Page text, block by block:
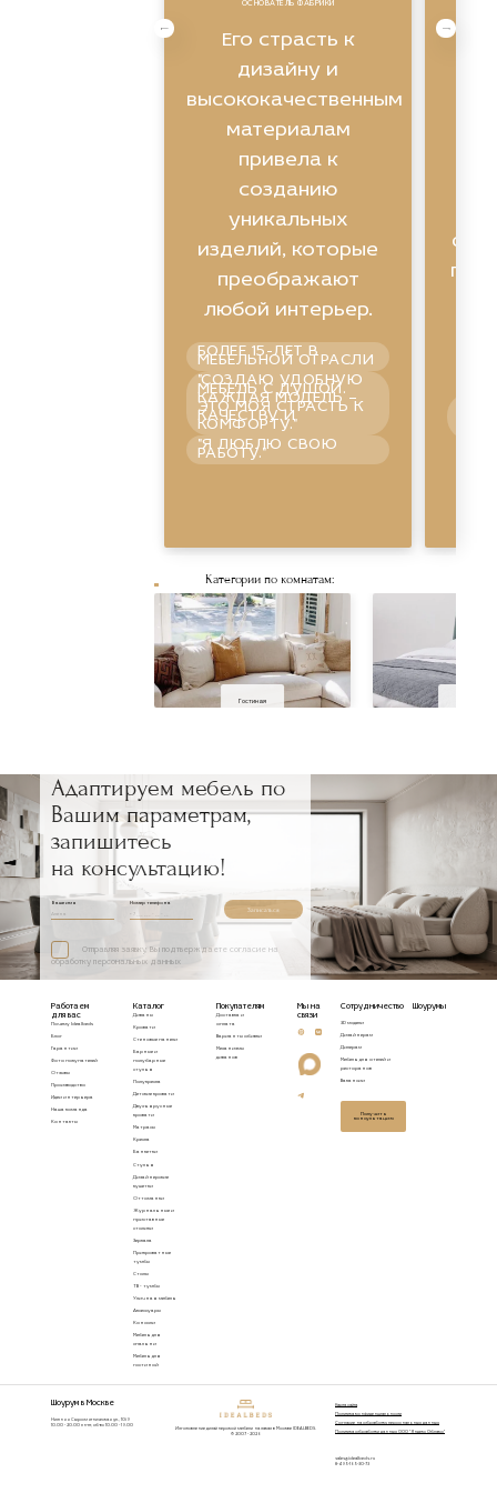
ОСНОВАТЕЛЬ ФАБРИКИ
Его страсть к
дизайну и
высококачественным
материалам
привела к
созданию
уникальных
изделий, которые
преображают
любой интерьер.
БОЛЕЕ 15-ЛЕТ В
МЕБЕЛЬНОЙ ОТРАСЛИ
"СОЗДАЮ УДОБНУЮ
МЕБЕЛЬ С ДУШОЙ.
КАЖДАЯ МОДЕЛЬ –
ЭТО МОЯ СТРАСТЬ К
КАЧЕСТВУ И
КОМФОРТУ."
"Я ЛЮБЛЮ СВОЮ
РАБОТУ."
Категории по комнатам:
Гостиная
Адаптируем мебель по
Вашим параметрам,
запишитесь
на консультацию!
Ваше имя Номер телефона
Записаться
Отправляя заявку, Вы подтверждаете согласие на
обработку персональных данных
Работаем
для вас
Почему Idealbeds
Блог
Гарантии
Фото покупателей
Отзывы
Производство
Идеи интерьера
Наша команда
Контакты
Каталог
Диваны
Кровати
Стеновые панели
Барные и
полубарные
стулья
Полукресла
Детские кровати
Двухъярусные
кровати
Матрасы
Кресла
Банкетки
Стулья
Дизайнерские
кушетки
Оттоманки
Журнальные и
приставные
столики
Зеркала
Прикроватные
тумбы
Столы
ТВ - тумбы
Уличная мебель
Аксессуары
Консоли
Мебель для
спальни
Мебель для
гостиной
Покупателям
Доставка и
оплата
Варианты обивки
Механизмы
диванов
Мы на
связи
Сотрудничество
3D модели
Дизайнерам
Дилерам
Мебель для отелей и
ресторанов
Вакансии
Получить
консультацию
Шоурумы
Шоурум в Москве
Нижняя Сыромятническая ул., 10/9
10.00 - 20.00 пн-пт, сб-вс 10.00 - 19.00
Изготовление дизайнерской мебели на заказ в Москве IDEALBEDS.
© 2007 - 2026
Карта сайта
Политика конфиденциальности
Согласие на обработку персональных данных
Политика обработки данных ООО "Яндекс Облако"
sales@idealbeds.ru
8-495-165-30-73